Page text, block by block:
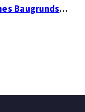
Hoitlingen - Voll erschlossenes Baugrundstück für Ein- oder Zweifamilienhaus